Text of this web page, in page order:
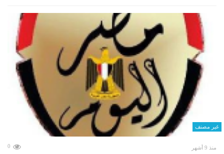
غير مصنف
منذ 9 أشهر 0